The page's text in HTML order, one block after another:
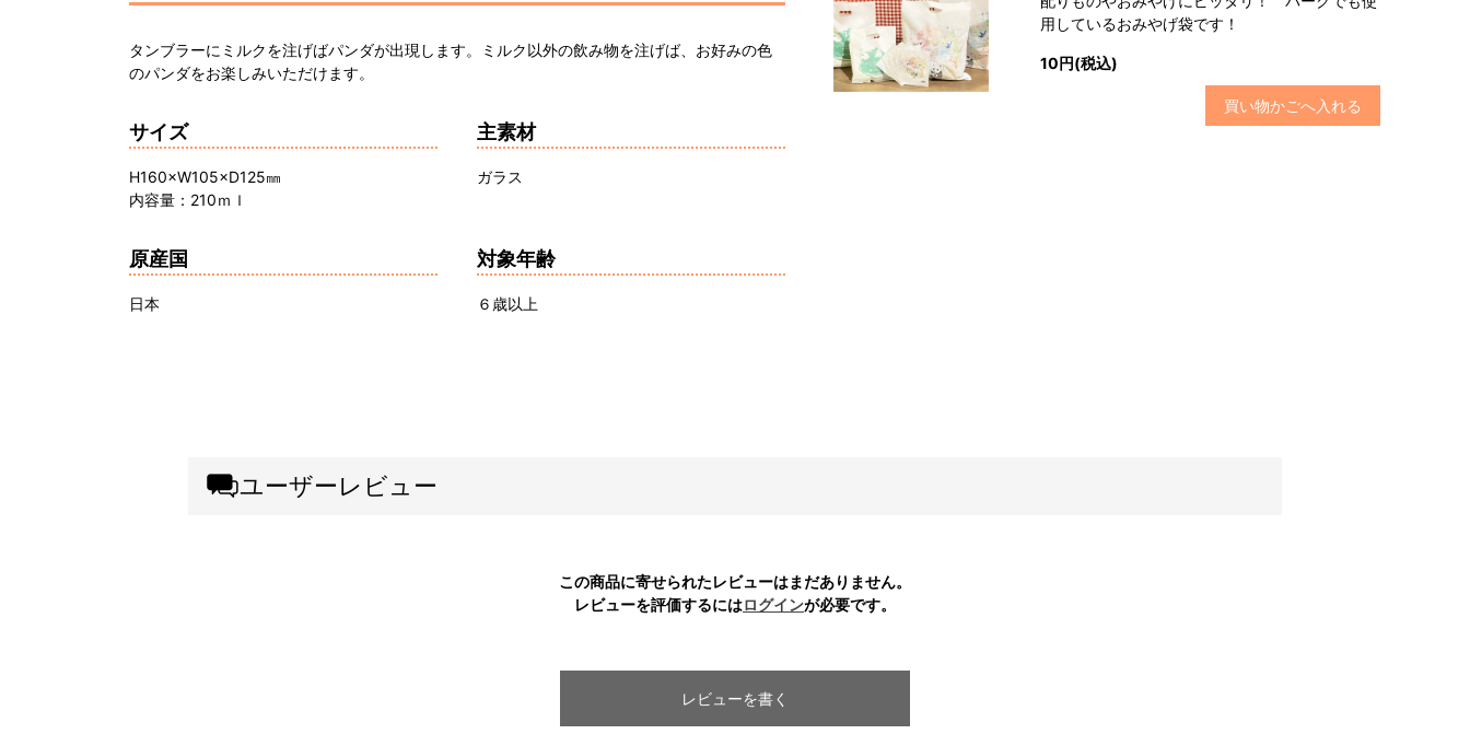
タンブラーにミルクを注げばパンダが出現します。ミルク以外の飲み物を注げば、お好みの色
のパンダをお楽しみいただけます。
サイズ
H160×W105×D125㎜
内容量：210ｍｌ
主素材
ガラス
原産国
日本
対象年齢
６歳以上
用しているおみやげ袋です！
10円(税込)
買い物かごへ入れる
ユーザーレビュー
この商品に寄せられたレビューはまだありません。
レビューを評価するにはログインが必要です。
レビューを書く